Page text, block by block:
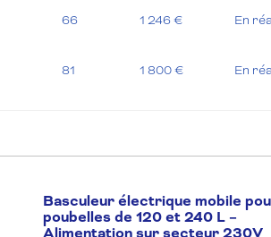
66 1 246 € En
81 1 800 € En
Basculeur électrique mobile
poubelles de 120 et 240 L –